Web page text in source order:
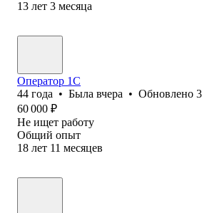
13 лет 3 месяца
Оператор 1C
44 года • Была вчера • Обновлено
60 000 ₽
Не ищет работу
Общий опыт
18 лет 11 месяцев